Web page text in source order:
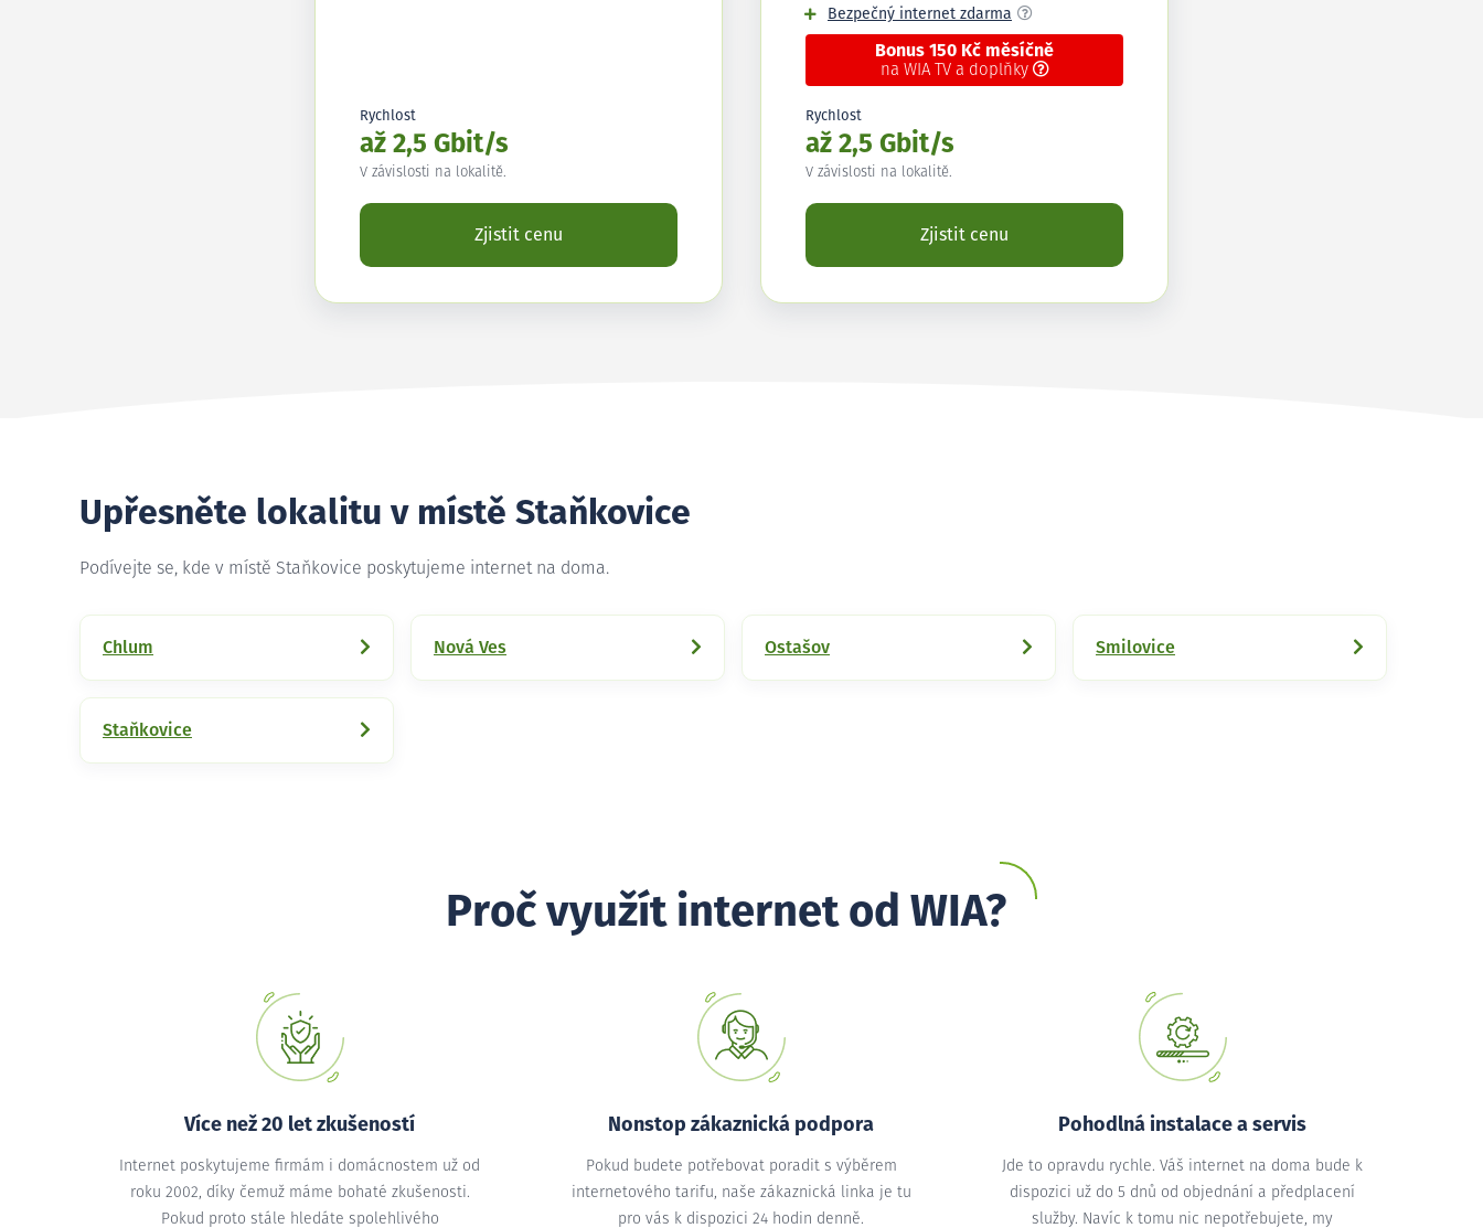
Rychlost
až 2,5 Gbit/s
V závislosti na lokalitě.
Zjistit cenu
Bezpečný internet zdarma
Bonus 150 Kč měsíčně
na WIA TV a doplňky
Rychlost
až 2,5 Gbit/s
V závislosti na lokalitě.
Zjistit cenu
Upřesněte lokalitu v místě Staňkovice
Podívejte se, kde v místě Staňkovice poskytujeme internet na doma.
Chlum Nová Ves Ostašov Smilovice
Staňkovice
Proč využít internet od WIA?
Více než 20 let zkušeností
Internet poskytujeme firmám i domácnostem už od
roku 2002, díky čemuž máme bohaté zkušenosti.
Pokud proto stále hledáte spolehlivého
Nonstop zákaznická podpora
Pokud budete potřebovat poradit s výběrem
internetového tarifu, naše zákaznická linka je tu
pro vás k dispozici 24 hodin denně.
Pohodlná instalace a servis
Jde to opravdu rychle. Váš internet na doma bude k
dispozici už do 5 dnů od objednání a předplacení
služby. Navíc k tomu nic nepotřebujete, my